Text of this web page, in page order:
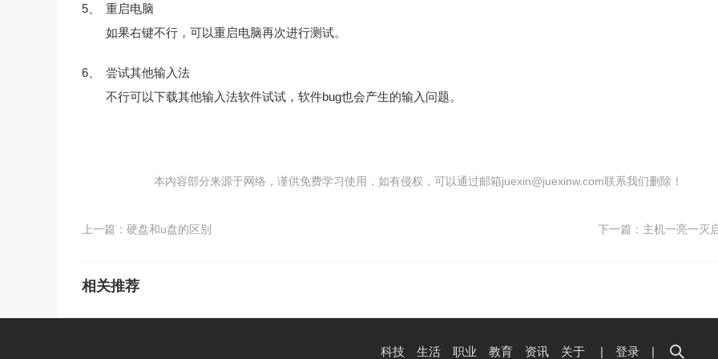
5、
重启电脑
如果右键不行，可以重启电脑再次进行测试。
6、
尝试其他输入法
不行可以下载其他输入法软件试试，软件bug也会产生的输入问题。
本内容部分来源于网络，谨供免费学习使用，如有侵权，可以通过邮箱juexin@juexinw.com联系我们删除！
上一篇： 硬盘和u盘的区别 下一篇： 主机一亮一灭
相关推荐
科技 生活 职业 教育 资讯 关于 | 登录 |